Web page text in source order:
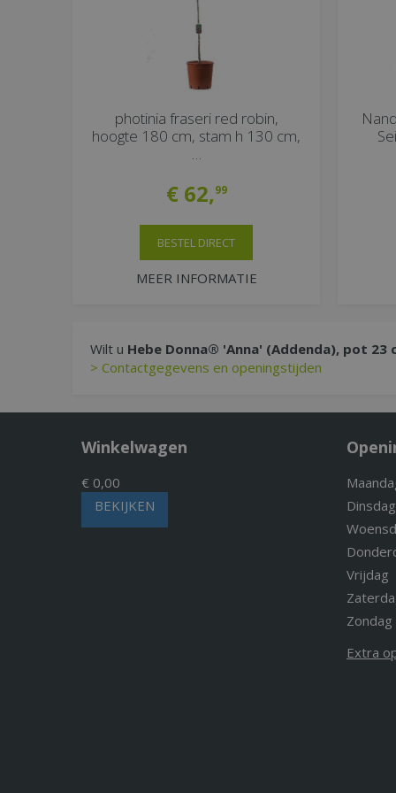
photinia fraseri red robin,
hoogte 180 cm, stam h 130 cm,
…
€ 62,99
MEER INFORMATIE
BESTEL DIRECT
Wilt u Hebe Donna® 'Anna' (Addenda), pot 23
> Contactgegevens en openingstijden
Winkelwagen
€ 0,00
BEKIJKEN
Dinsdag
Vrijdag
Zondag
Extra